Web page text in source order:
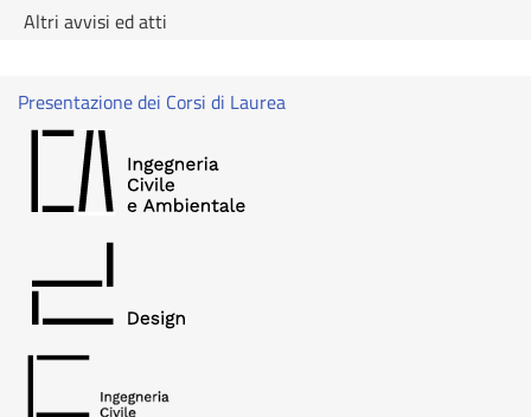
Altri avvisi ed atti
Presentazione dei Corsi di Laurea